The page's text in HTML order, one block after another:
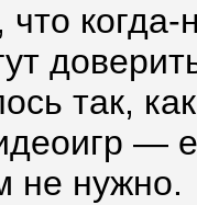
так,
—
не нужно.